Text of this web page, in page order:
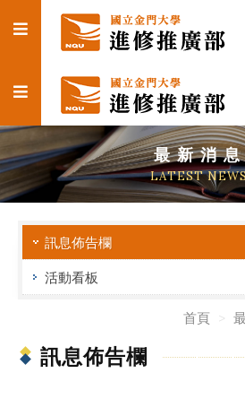
最新消
LATEST
訊息佈告欄
活動看板
首頁
訊息佈告欄